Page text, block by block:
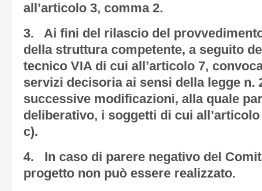
all’articolo 3, comma 2.
3. Ai fini del rilascio del
della struttura competente, a seguito
tecnico VIA di cui all’articolo 7,
servizi decisoria ai sensi della legge n.
successive modificazioni, alla quale
deliberativo, i soggetti di cui
c).
4. In caso di parere negativo del
progetto non può essere realizzato.